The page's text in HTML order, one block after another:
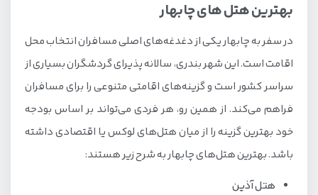
بهترین هتل های چابهار
در سفر به چابهار یکی از دغدغه‌های اصلی مسافران انتخاب محل
اقامت است. این شهر بندری، سالانه پذیرای گردشگران بسیاری از
سراسر کشور است و گزینه‌های اقامتی متنوعی را برای مسافران
فراهم می‌کند. از همین رو، هر فردی می‌تواند بر اساس بودجه
خود بهترین گزینه را از میان هتل‌های لوکس یا اقتصادی داشته
باشد. بهترین هتل‌های چابهار به شرح زیر هستند:
هتل آذین